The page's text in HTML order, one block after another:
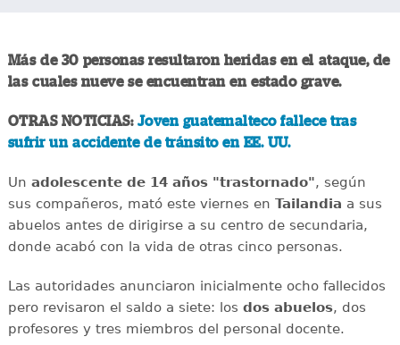
Más de 30 personas resultaron heridas en el ataque, de
las cuales nueve se encuentran en estado grave.
OTRAS NOTICIAS: Joven guatemalteco fallece tras
sufrir un accidente de tránsito en EE. UU.
Un adolescente de 14 años "trastornado", según
sus compañeros, mató este viernes en Tailandia a sus
abuelos antes de dirigirse a su centro de secundaria,
donde acabó con la vida de otras cinco personas.
Las autoridades anunciaron inicialmente ocho fallecidos
pero revisaron el saldo a siete: los dos abuelos, dos
profesores y tres miembros del personal docente.